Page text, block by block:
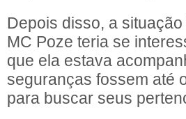
Depois disso, a
MC Poze teria se
que ela estava
seguranças fossem até
para buscar seus